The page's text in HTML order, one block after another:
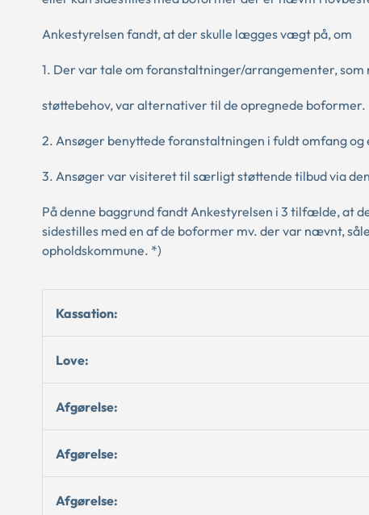
Ankestyrelsen fandt, at der skulle lægges vægt på, om
1. Der var tale om foranstaltninger/arrangementer,
støttebehov, var alternativer til de opregnede boformer.
2. Ansøger benyttede foranstaltningen i fuldt omfang
3. Ansøger var visiteret til særligt støttende tilbud via
På denne baggrund fandt Ankestyrelsen i 3 tilfælde, at
sidestilles med en af de boformer mv. der var nævnt,
opholdskommune. *)
Kassation:
Love:
Afgørelse:
Afgørelse:
Afgørelse: